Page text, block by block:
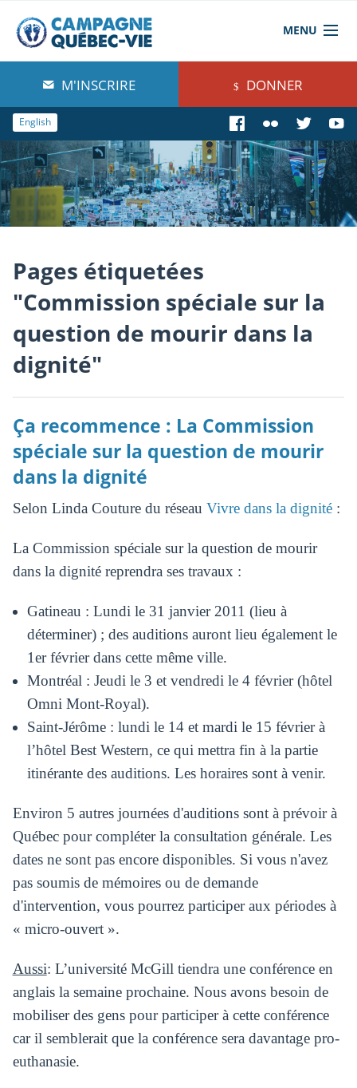
MENU
À propos de nous
Blog
Comprendre
Agir
Boutique
M'INSCRIRE DONNER
English
Pages étiquetées
"Commission spéciale sur la
question de mourir dans la
dignité"
Ça recommence : La Commission
spéciale sur la question de mourir
dans la dignité
Selon Linda Couture du réseau Vivre dans la dignité:
La Commission spéciale sur la question de mourir
dans la dignité reprendra ses travaux :
Gatineau : Lundi le 31 janvier 2011 (lieu à
déterminer) ; des auditions auront lieu également le
1er février dans cette même ville.
Montréal : Jeudi le 3 et vendredi le 4 février (hôtel
Omni Mont-Royal).
Saint-Jérôme : lundi le 14 et mardi le 15 février à
l’hôtel Best Western, ce qui mettra fin à la partie
itinérante des auditions. Les horaires sont à venir.
Environ 5 autres journées d'auditions sont à prévoir à
Québec pour compléter la consultation générale. Les
dates ne sont pas encore disponibles. Si vous n'avez
pas soumis de mémoires ou de demande
d'intervention, vous pourrez participer aux périodes à
« micro-ouvert ».
Aussi: L’université McGill tiendra une conférence en
anglais la semaine prochaine. Nous avons besoin de
mobiliser des gens pour participer à cette conférence
car il semblerait que la conférence sera davantage pro-
euthanasie.